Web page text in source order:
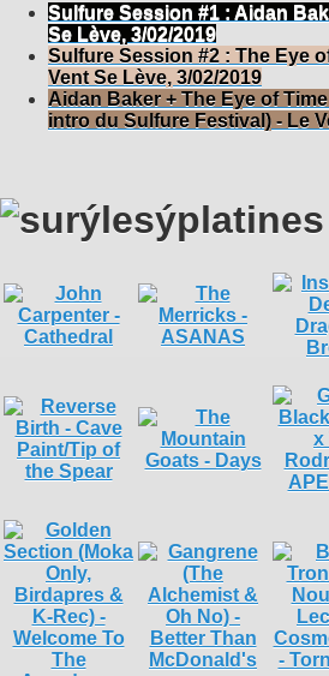
Sulfure Session #1 : Aidan
Se Lève, 3/02/2019
Sulfure Session #2 : The Eye
Vent Se Lève, 3/02/2019
Aidan Baker + The Eye of
intro du Sulfure Festival) - Le